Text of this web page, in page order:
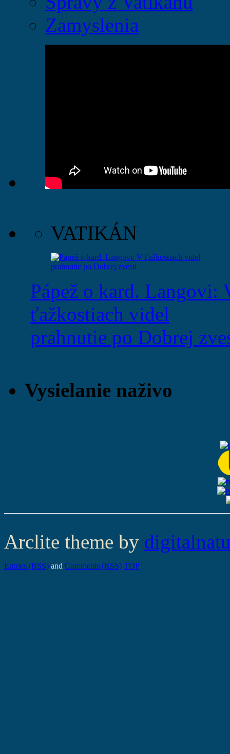
Zamyslenia
VATIKÁN
Pápež o kard. Langovi:
ťažkostiach videl
prahnutie po Dobrej
Vysielanie naživo
Arclite theme by
Entries (RSS) and Comments (RSS) TOP